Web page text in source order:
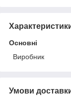
Основні
Виробник
Умови